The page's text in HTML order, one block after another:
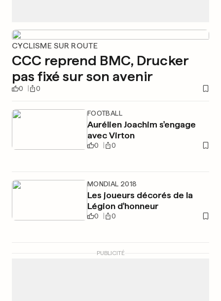
CYCLISME SUR ROUTE
CCC reprend BMC, Drucker
pas fixé sur son avenir
0 0
FOOTBALL
Aurélien Joachim s'engage
avec Virton
0 0
MONDIAL 2018
Les joueurs décorés de la
Légion d'honneur
0 0
PUBLICITÉ